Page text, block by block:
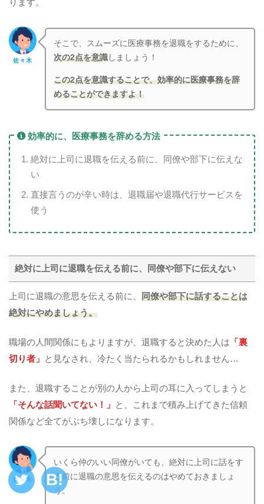
ります。
佐々木
そこで、スムーズに医療事務を退職をするために、
次の2点を意識 しましょう！
この2点を意識することで、効率的に医療事務を辞
めることができますよ！
効率的に、医療事務を辞める方法
絶対に上司に退職を伝える前に、同僚や部下に伝えな
い
直接言うのが辛い時は、退職届や退職代行サービスを
使う
絶対に上司に退職を伝える前に、同僚や部下に伝えない
上司に退職の意思を伝える前に、 同僚や部下に話することは
絶対にやめましょう。
職場の人間関係にもよりますが、退職すると決めた人は 「裏
切り者」
と見なされ、冷たく当たられるかもしれません…
また、退職することが別の人から上司の耳に入ってしまうと
「そんな話聞いてない！」
と、これまで積み上げてきた信頼
関係など全てがぶち壊しになります。
佐々木
いくら仲のいい同僚がいても、絶対に上司に話をす
る前に退職の意思を伝えるのはやめておきましょ
う。